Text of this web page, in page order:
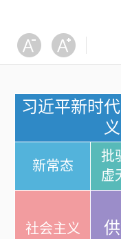
习近平新时
新常态
批
虚
社会主义